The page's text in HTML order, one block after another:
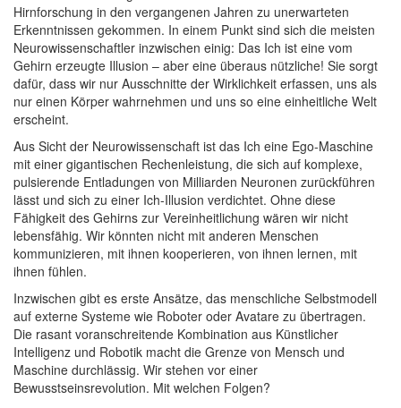
Hirnforschung in den vergangenen Jahren zu unerwarteten
Erkenntnissen gekommen. In einem Punkt sind sich die meisten
Neurowissenschaftler inzwischen einig: Das Ich ist eine vom
Gehirn erzeugte Illusion – aber eine überaus nützliche! Sie sorgt
dafür, dass wir nur Ausschnitte der Wirklichkeit erfassen, uns als
nur einen Körper wahrnehmen und uns so eine einheitliche Welt
erscheint.
Aus Sicht der Neurowissenschaft ist das Ich eine Ego-Maschine
mit einer gigantischen Rechenleistung, die sich auf komplexe,
pulsierende Entladungen von Milliarden Neuronen zurückführen
lässt und sich zu einer Ich-Illusion verdichtet. Ohne diese
Fähigkeit des Gehirns zur Vereinheitlichung wären wir nicht
lebensfähig. Wir könnten nicht mit anderen Menschen
kommunizieren, mit ihnen kooperieren, von ihnen lernen, mit
ihnen fühlen.
Inzwischen gibt es erste Ansätze, das menschliche Selbstmodell
auf externe Systeme wie Roboter oder Avatare zu übertragen.
Die rasant voranschreitende Kombination aus Künstlicher
Intelligenz und Robotik macht die Grenze von Mensch und
Maschine durchlässig. Wir stehen vor einer
Bewusstseinsrevolution. Mit welchen Folgen?